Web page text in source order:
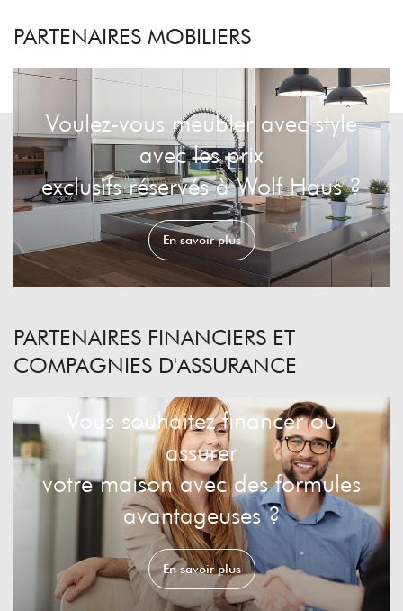
PARTENAIRES MOBILIERS
Voulez-vous meubler avec style
avec les prix
exclusifs réservés à Wolf Haus ?
En savoir plus
PARTENAIRES FINANCIERS ET
COMPAGNIES D'ASSURANCE
Vous souhaitez financer ou
assurer
votre maison avec des formules
avantageuses ?
En savoir plus